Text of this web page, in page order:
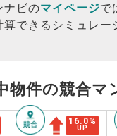
ナビのマイページで
算できるシミュレー
物件の競合マ
16.0%
UP